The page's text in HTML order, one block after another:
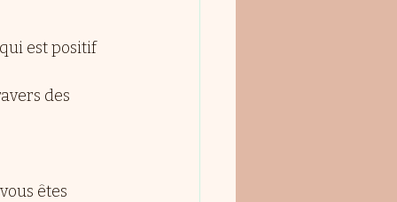
est positif
des
êtes